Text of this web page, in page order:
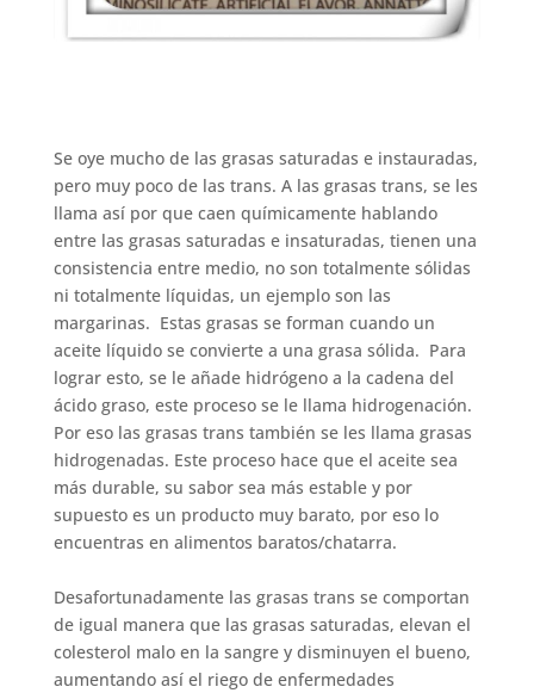
Se oye mucho de las grasas saturadas e instauradas,
pero muy poco de las trans. A las grasas trans, se les
llama así por que caen químicamente hablando
entre las grasas saturadas e insaturadas, tienen una
consistencia entre medio, no son totalmente sólidas
ni totalmente líquidas, un ejemplo son las
margarinas. Estas grasas se forman cuando un
aceite líquido se convierte a una grasa sólida. Para
lograr esto, se le añade hidrógeno a la cadena del
ácido graso, este proceso se le llama hidrogenación.
Por eso las grasas trans también se les llama grasas
hidrogenadas. Este proceso hace que el aceite sea
más durable, su sabor sea más estable y por
supuesto es un producto muy barato, por eso lo
encuentras en alimentos baratos/chatarra.
Desafortunadamente las grasas trans se comportan
de igual manera que las grasas saturadas, elevan el
colesterol malo en la sangre y disminuyen el bueno,
aumentando así el riego de enfermedades